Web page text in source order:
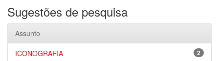
Sugestões de pesquisa
Assunto
2
ICONOGRAFIA